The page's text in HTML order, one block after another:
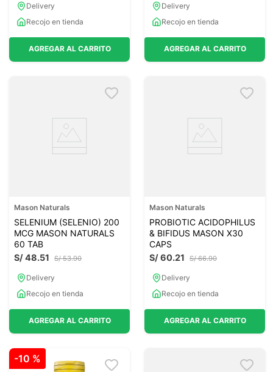
Delivery
Recojo en tienda
AGREGAR AL CARRITO
Delivery
Recojo en tienda
AGREGAR AL CARRITO
Mason Naturals
SELENIUM (SELENIO) 200
MCG MASON NATURALS
60 TAB
S/ 53.90
S/48.51
Delivery
Recojo en tienda
AGREGAR AL CARRITO
Mason Naturals
PROBIOTIC ACIDOPHILUS
& BIFIDUS MASON X30
CAPS
S/ 66.90
S/60.21
Delivery
Recojo en tienda
AGREGAR AL CARRITO
-10 %